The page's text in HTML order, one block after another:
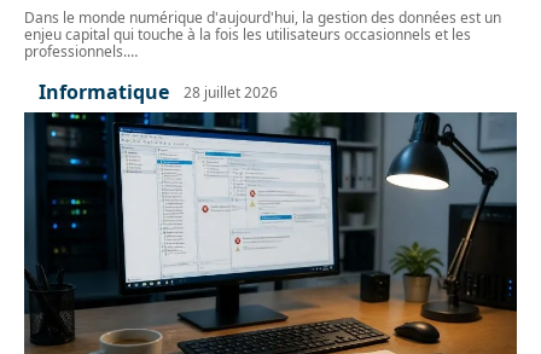
Dans le monde numérique d'aujourd'hui, la gestion des données est un
enjeu capital qui touche à la fois les utilisateurs occasionnels et les
professionnels.…
Informatique 28 juillet 2026